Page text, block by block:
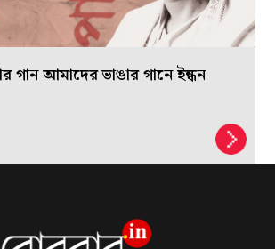
গান আমাদের ভাঙার গানে ইন্ধন